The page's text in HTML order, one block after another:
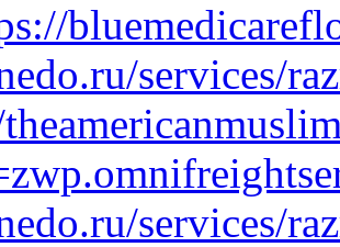
services/
services/